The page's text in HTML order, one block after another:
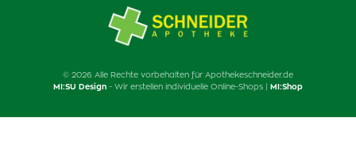
© 2026 Alle Rechte vorbehalten für Apothekeschneider.de
MI:SU Design - Wir erstellen individuelle Online-Shops | MI:Shop